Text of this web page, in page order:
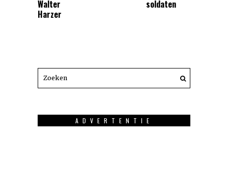
Walter
Harzer
soldaten
ADVERTENTIE